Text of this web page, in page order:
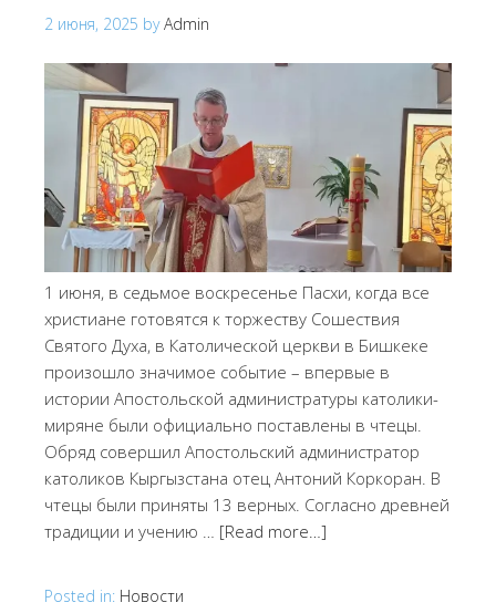
2 июня, 2025 byAdmin
1 июня, в седьмое воскресенье Пасхи, когда все
христиане готовятся к торжеству Сошествия
Святого Духа, в Католической церкви в Бишкеке
произошло значимое событие – впервые в
истории Апостольской администратуры католики-
миряне были официально поставлены в чтецы.
Обряд совершил Апостольский администратор
католиков Кыргызстана отец Антоний Коркоран. В
чтецы были приняты 13 верных. Согласно древней
традиции и учению … [Read more…]
Posted in: Новости